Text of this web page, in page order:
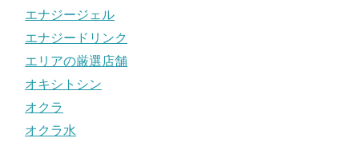
エナジージェル
エナジードリンク
エリアの厳選店舗
オキシトシン
オクラ
オクラ水